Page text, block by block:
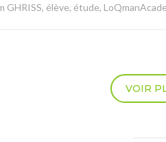
GHRISS, élève, étude,
VOIR